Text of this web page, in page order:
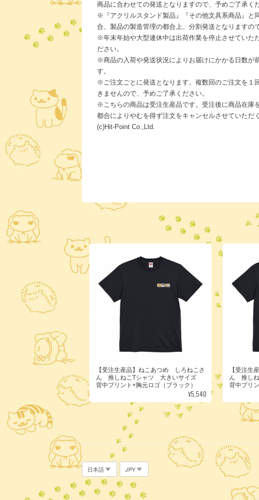
商品に合わせての発送となりますので、予めご了承く
※『アクリルスタンド製品』『その他文具系商品』と
合、製品の製造管理の都合上、分割発送となりますの
※年末年始や大型連休中は出荷作業を停止させていた
ださい。
※商品の入荷や発送状況によりお届けにかかる日数が
す。
※ご注文ごとに発送となります。複数回のご注文を１
きませんので、予めご了承ください。
※こちらの商品は受注生産品です。受注後に商品在庫
都合によりやむを得ず注文をキャンセルさせていただ
(c)Hit-Point Co.,Ltd.
【受注生産品】ねこあつめ しろねこさ
ん 推しねこTシャツ 大きいサイズ
背中プリント+胸元ロゴ（ブラック）
¥5,540
【受注生
ん 推し
背中プリ